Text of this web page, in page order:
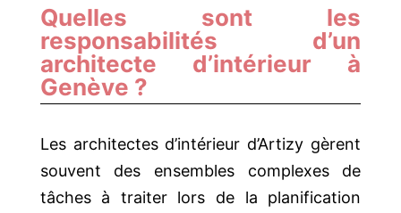
Quelles sont les
responsabilités d’un
architecte d’intérieur à
Genève ?
Les architectes d’intérieur d’Artizy gèrent
souvent des ensembles complexes de
tâches à traiter lors de la planification